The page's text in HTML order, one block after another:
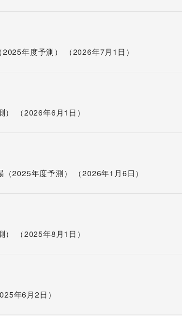
年度予測） （2026年7月1日）
（2026年6月1日）
2025年度予測） （2026年1月6日）
（2025年8月1日）
年6月2日）